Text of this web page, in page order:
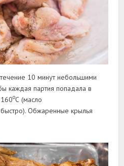
10 минут небольшими
каждая партия попадала в
оС (масло
Обжаренные крылья